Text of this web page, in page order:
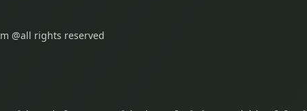
@all rights reserved